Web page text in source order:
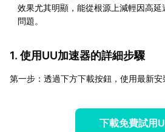
效果尤其明顯，能從根源上減輕因高
問題。
1. 使用UU加速器的詳細步驟
第一步：透過下方下載按鈕，使用最新安
下載免費試用